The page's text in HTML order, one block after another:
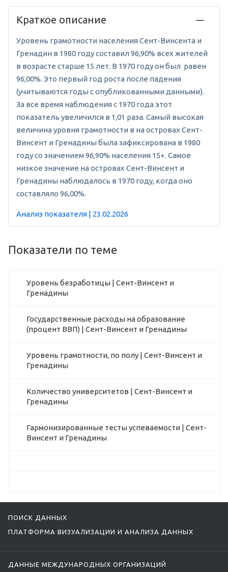
Краткое описание
Уровень грамотности населения Сент-Винсента и
Гренадин в 1980 году составил 96,90% всех жителей
в возрасте старше 15 лет. В 1970 году он был равен
96,00%. Это первый год роста после падения
(учитываются годы с опубликованными данными).
За все время наблюдения с 1970 года этот
показатель увеличился в 1,01 раза. Самый высокая
величина уровня грамотности в на островах Сент-
Винсент и Гренадины была зафиксирована в 1980
году со значением 96,90% населения 15+. Самое
низкое значение на островах Сент-Винсент и
Гренадины наблюдалось в 1970 году, когда оно
составляло 96,00%.
Анализ показателя | 23.02.2026
Показатели по теме
Уровень безработицы | Сент-Винсент и
Гренадины
Государственные расходы на образование
(процент ВВП) | Сент-Винсент и Гренадины
Уровень грамотности, по полу | Сент-Винсент и
Гренадины
Количество университетов | Сент-Винсент и
Гренадины
Гармонизированные тесты успеваемости | Сент-
Винсент и Гренадины
ПОИСК ДАННЫХ
ПЛАТФОРМА ВИЗУАЛИЗАЦИИ И АНАЛИЗА ДАННЫХ
ДАННЫЕ МЕЖДУНАРОДНЫХ ОРГАНИЗАЦИЙ